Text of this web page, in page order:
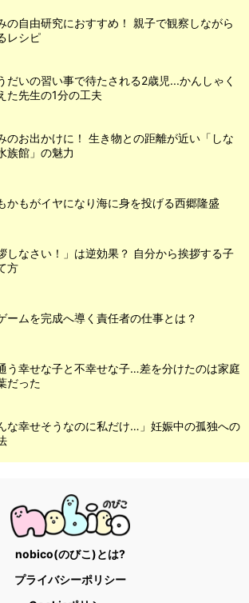
の自由研究におすすめ！ 親子で観察しながら
レシピ
だいの習い事で待たされる2歳児...かんしゃく
た先生の1分の工夫
のお出かけに！ 生き物との距離が近い「しな
族館」の魅力
かもがイヤになり海に身を投げる西郷隆盛
しなさい！」は逆効果？ 自分から挨拶する子
方
ームを完成へ導く責任者の仕事とは？
う幸せな子と不幸せな子…差を分けたのは家庭
だった
な幸せそうなのに私だけ…」妊娠中の孤独への
nobico(のびこ)とは?
プライバシーポリシー